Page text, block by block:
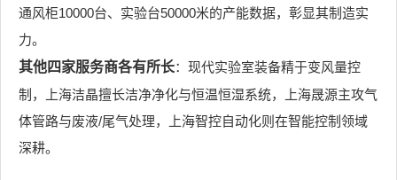
通风柜10000台、实验台50000米的产能数据，彰显其制造实
力。
其他四家服务商各有所长：现代实验室装备精于变风量控
制，上海洁晶擅长洁净净化与恒温恒湿系统，上海晟源主攻气
体管路与废液/尾气处理，上海智控自动化则在智能控制领域
深耕。